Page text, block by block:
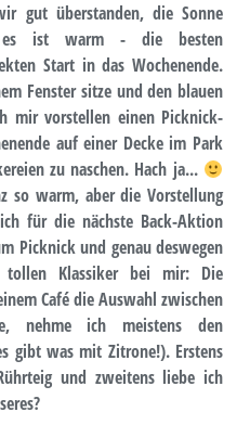
gut überstanden, die Sonne
ist warm - die besten
Start in das Wochenende.
Fenster sitze und den blauen
mir vorstellen einen Picknick-
auf einer Decke im Park
zu naschen. Hach ja...
so warm, aber die Vorstellung
für die nächste Back-Aktion
Picknick und genau deswegen
Klassiker bei mir: Die
Café die Auswahl zwischen
nehme ich meistens den
gibt was mit Zitrone!). Erstens
und zweitens liebe ich